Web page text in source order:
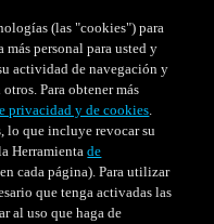
(las "cookies") para
más personal para usted y
actividad de navegación y
Para obtener más
privacidad y de cookies.
lo que incluye revocar su
Herramientade
cada página). Para utilizar
que tenga activadas las
al uso que haga de